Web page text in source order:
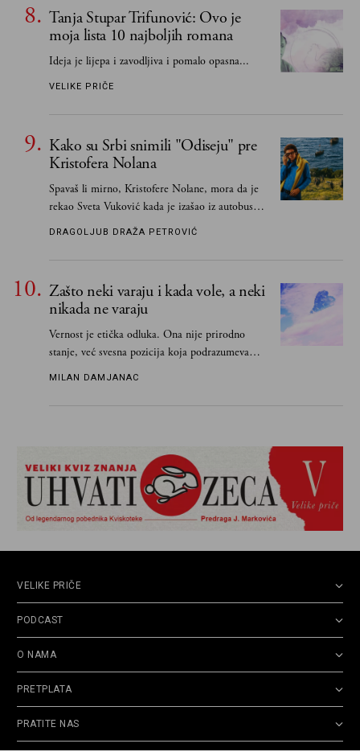
Tanja Stupar Trifunović: Ovo je
moja lista 10 najboljih romana
Ideja je lijepa i zavodljiva i pomalo opasna...
VELIKE PRIČE
Kako su Srbi snimili "Odiseju" pre
Kristofera Nolana
Spavaš li mirno, Kristofere Nolane, mora da je
rekao Sveta Vuković kada je izašao iz autobusa i
čim je stigao kući pozvao Vojkana
DRAGOLJUB DRAŽA PETROVIĆ
Zašto neki varaju i kada vole, a neki
nikada ne varaju
Vernost je etička odluka. Ona nije prirodno
stanje, već svesna pozicija koja podrazumeva
MILAN DAMJANAC
VELIKE PRIČE
PODCAST
O NAMA
PRETPLATA
PRATITE NAS